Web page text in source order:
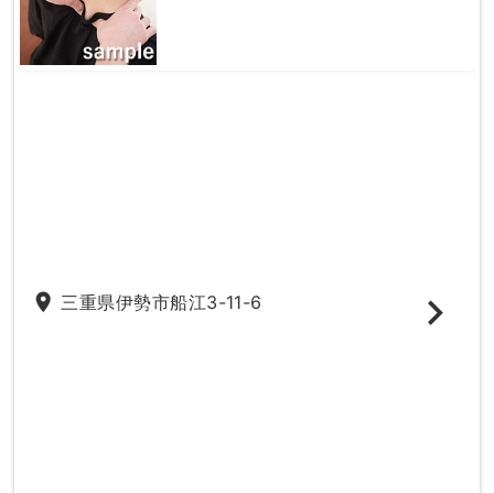
place 三重県伊勢市船江3-11-6